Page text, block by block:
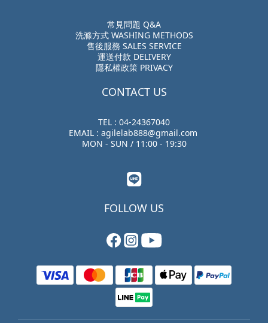
常見問題 Q&A
洗滌方式 WASHING METHODS
售後服務 SALES SERVICE
運送付款 DELIVERY
隱私權政策 PRIVACY
CONTACT US
TEL : 04-24367040
EMAIL : agilelab888@gmail.com
MON - SUN / 11:00 - 19:30
FOLLOW US